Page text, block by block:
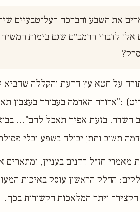
על חטא עץ הדעת והקללה שהביא
:"ארורה האדמה בעבורך בעצבון
השדה. בזעת אפיך תאכל לחם"...
תשוב ותתן יבולה בשפע ובלי
מאמרי חז״ל הדנים בעניין,
החלק הראשון עוסק באיכות
הקצירה ויתר המלאכות הקשורות בכך.